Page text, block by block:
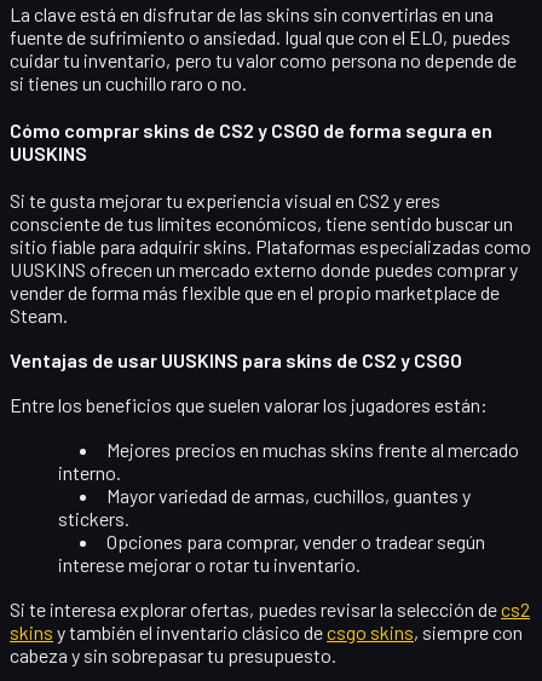
La clave está en disfrutar de las skins sin convertirlas en una
fuente de sufrimiento o ansiedad. Igual que con el ELO, puedes
cuidar tu inventario, pero tu valor como persona no depende de
si tienes un cuchillo raro o no.
Cómo comprar skins de CS2 y CSGO de forma segura en
UUSKINS
Si te gusta mejorar tu experiencia visual en CS2 y eres
consciente de tus límites económicos, tiene sentido buscar un
sitio fiable para adquirir skins. Plataformas especializadas como
UUSKINS ofrecen un mercado externo donde puedes comprar y
vender de forma más flexible que en el propio marketplace de
Steam.
Ventajas de usar UUSKINS para skins de CS2 y CSGO
Entre los beneficios que suelen valorar los jugadores están:
Mejores precios en muchas skins frente al mercado
interno.
Mayor variedad de armas, cuchillos, guantes y
stickers.
Opciones para comprar, vender o tradear según
interese mejorar o rotar tu inventario.
Si te interesa explorar ofertas, puedes revisar la selección decs2
skins y también el inventario clásico decsgo skins, siempre con
cabeza y sin sobrepasar tu presupuesto.